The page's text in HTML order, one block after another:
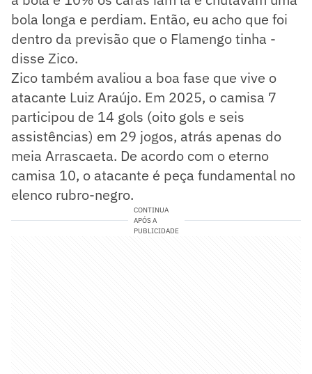
bola longa e perdiam. Então, eu acho que foi
dentro da previsão que o Flamengo tinha -
disse Zico.
Zico também avaliou a boa fase que vive o
atacante Luiz Araújo. Em 2025, o camisa 7
participou de 14 gols (oito gols e seis
assistências) em 29 jogos, atrás apenas do
meia Arrascaeta. De acordo com o eterno
camisa 10, o atacante é peça fundamental no
elenco rubro-negro.
CONTINUA
APÓS A
PUBLICIDADE